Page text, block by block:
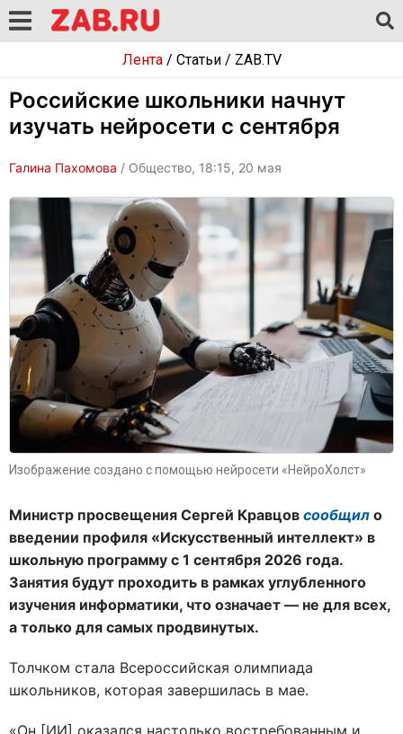
Лента/ Статьи/ ZAB.TV
Российские школьники начнут
изучать нейросети с сентября
Галина Пахомова / Общество, 18:15, 20 мая
Изображение создано с помощью нейросети «НейроХолст»
Министр просвещения Сергей Кравцов сообщил о
введении профиля «Искусственный интеллект» в
школьную программу с 1 сентября 2026 года.
Занятия будут проходить в рамках углубленного
изучения информатики, что означает — не для всех,
а только для самых продвинутых.
Толчком стала Всероссийская олимпиада
школьников, которая завершилась в мае.
«Он [ИИ] оказался настолько востребованным и